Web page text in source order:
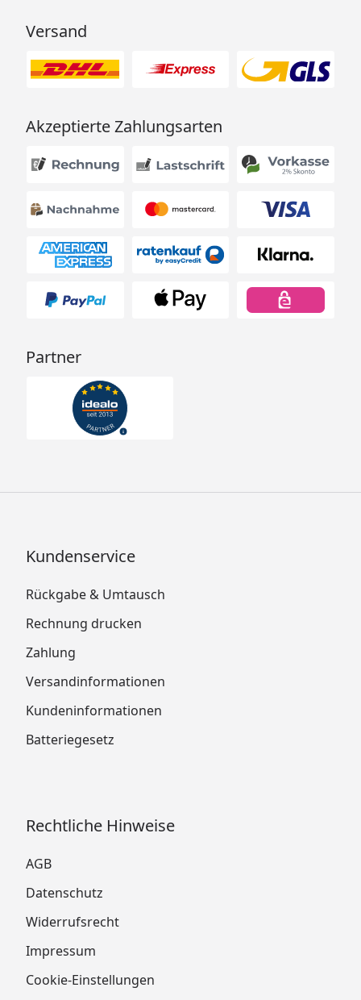
Versand
Akzeptierte Zahlungsarten
Partner
Kundenservice
Rückgabe & Umtausch
Rechnung drucken
Zahlung
Versandinformationen
Kundeninformationen
Batteriegesetz
Rechtliche Hinweise
AGB
Datenschutz
Widerrufsrecht
Impressum
Cookie-Einstellungen